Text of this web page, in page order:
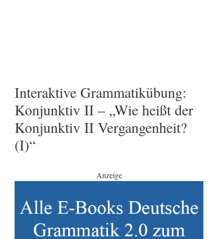
Interaktive Grammatikübung:
Konjunktiv II – „Wie heißt der
Konjunktiv II Vergangenheit?
(I)“
Anzeige